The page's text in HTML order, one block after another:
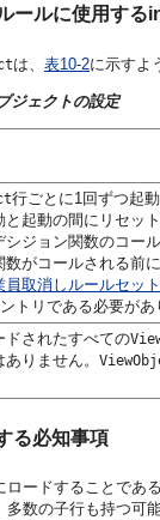
ールに使用する
は、 表10-2に示すよ
ジェクトの設定
行ごとに1回ずつ起
起動の間にリセッ
ジョン関数のコー
がコールされる前
員取消しルールセッ
トリである必要があ
ドされたすべての
りません。
る必知事項
ードすることで
数の子行も持つ